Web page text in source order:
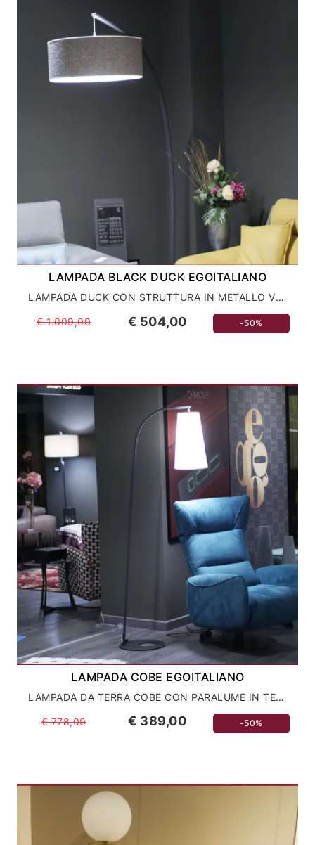
LAMPADA BLACK DUCK EGOITALIANO
LAMPADA DUCK CON STRUTTURA IN METALLO VERNICIATO
€ 1.009,00 € 504,00 -50%
LAMPADA COBE EGOITALIANO
LAMPADA DA TERRA COBE CON PARALUME IN TESSUTO
€ 778,00 € 389,00 -50%